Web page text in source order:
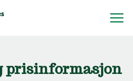
prisinformasjon